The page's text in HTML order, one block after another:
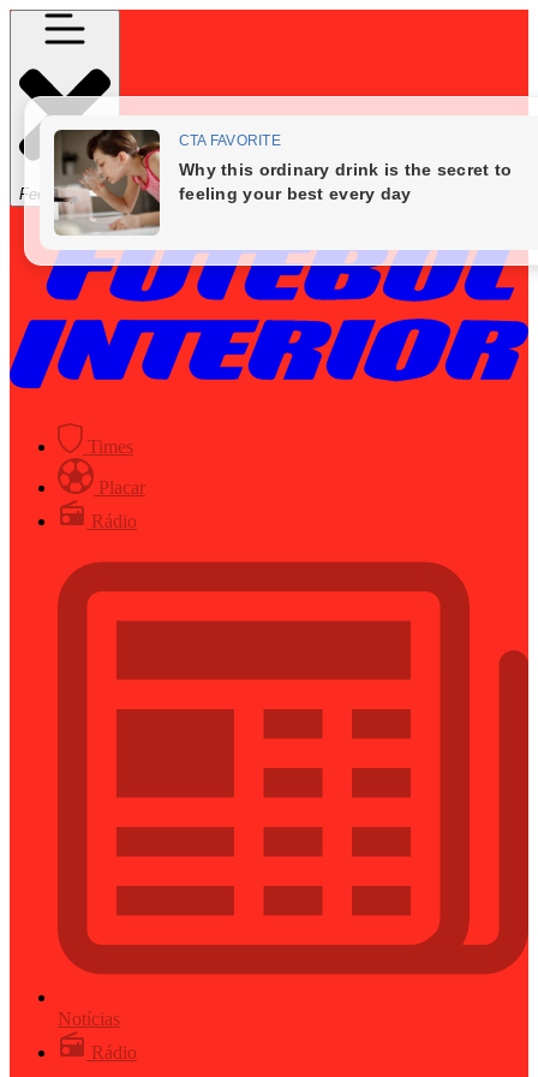
Fechar Menu
Times
Placar
Rádio
Notícias
Rádio